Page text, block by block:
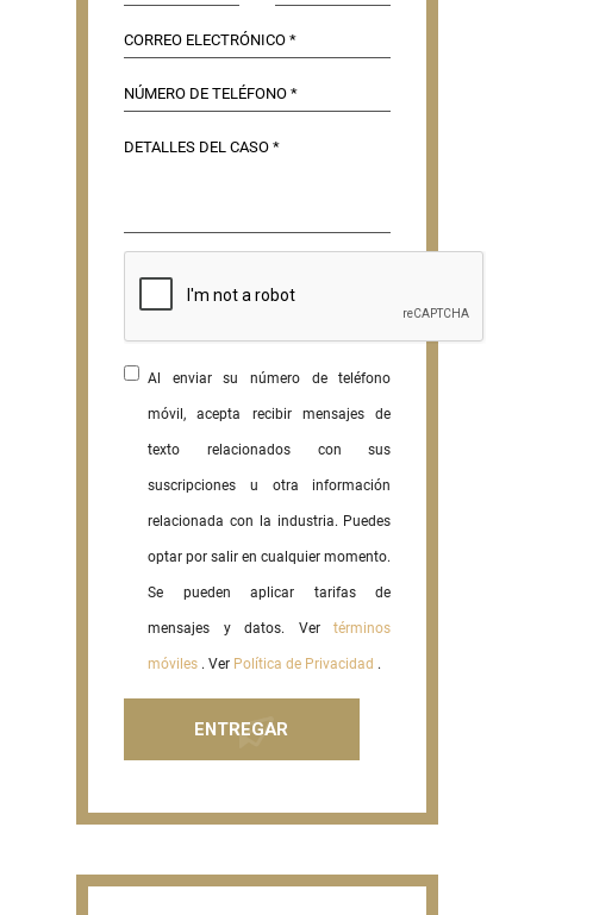
Al enviar su número de teléfono
móvil, acepta recibir mensajes de
texto relacionados con sus
suscripciones u otra información
relacionada con la industria. Puedes
optar por salir en cualquier momento.
Se pueden aplicar tarifas de
mensajes y datos. Vertérminos
móviles . Ver Política de Privacidad .